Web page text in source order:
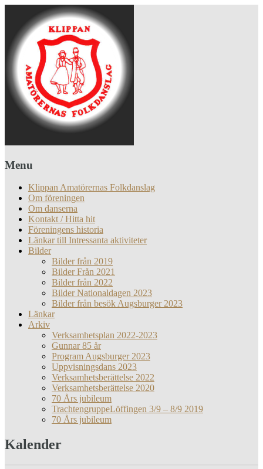
Menu
Klippan Amatörernas Folkdanslag
Om föreningen
Om danserna
Kontakt / Hitta hit
Föreningens historia
Länkar till Intressanta aktiviteter
Bilder
Bilder från 2019
Bilder Från 2021
Bilder från 2022
Bilder Nationaldagen 2023
Bilder från besök Augsburger 2023
Länkar
Arkiv
Verksamhetsplan 2022-2023
Gunnar 85 år
Program Augsburger 2023
Uppvisningsdans 2023
Verksamhetsberättelse 2022
Verksamhetsberättelse 2020
70 Års jubileum
TrachtengruppeLöffingen 3/9 – 8/9 2019
70 Års jubileum
Kalender